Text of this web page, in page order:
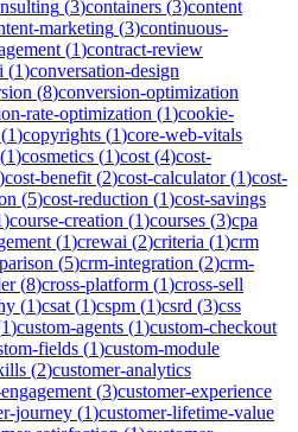
(3)containers (3)content
marketing (3)continuous-
(1)contract-review
(1)conversation-design
(8)conversion-optimization
rate-optimization (1)cookie-
(1)copyrights (1)core-web-vitals
(1)cosmetics (1)cost (4)cost-
)cost-benefit (2)cost-calculator(1)cost-
(5)cost-reduction (1)cost-savings
)course-creation (1)courses (3)cpa
(1)crewai (2)criteria (1)crm
(5)crm-integration (2)crm-
(8)cross-platform (1)cross-sell
(1)csat (1)cspm (1)csrd (3)css
1)custom-agents (1)custom-checkout
fields (1)custom-module
(2)customer-analytics
(3)customer-experience
journey (1)customer-lifetime-value